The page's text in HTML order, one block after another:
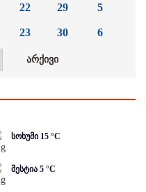
22
23
29
30
5
6
სოხუმი 15 °C
მესტია 5 °C